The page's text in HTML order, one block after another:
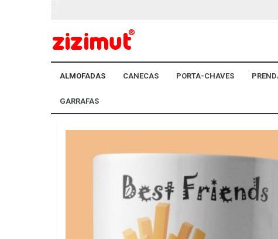
ALMOFADAS CANECAS PORTA-CHAVES
GARRAFAS